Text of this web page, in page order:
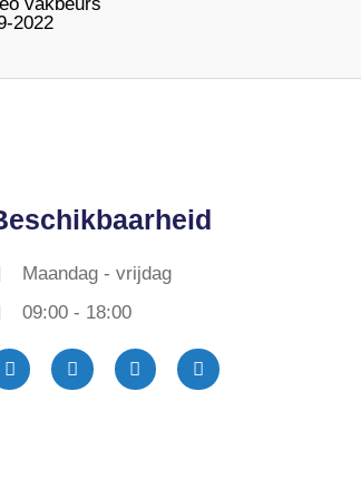
2022
Maandag - vrijdag
09:00 - 18:00